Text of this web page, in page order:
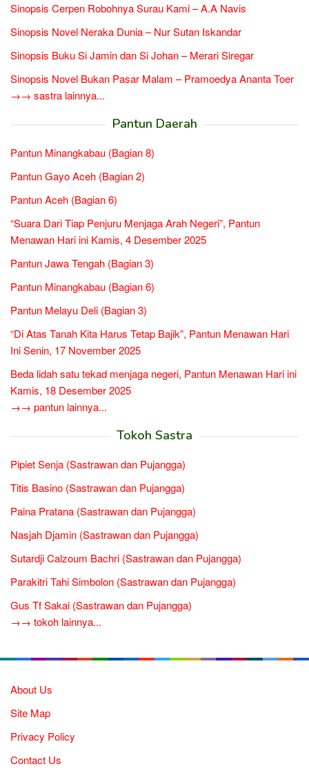
Sinopsis Cerpen Robohnya Surau Kami – A.A Navis
Sinopsis Novel Neraka Dunia – Nur Sutan Iskandar
Sinopsis Buku Si Jamin dan Si Johan – Merari Siregar
Sinopsis Novel Bukan Pasar Malam – Pramoedya Ananta Toer
→→ sastra lainnya...
Pantun Daerah
Pantun Minangkabau (Bagian 8)
Pantun Gayo Aceh (Bagian 2)
Pantun Aceh (Bagian 6)
“Suara Dari Tiap Penjuru Menjaga Arah Negeri”, Pantun
Menawan Hari ini Kamis, 4 Desember 2025
Pantun Jawa Tengah (Bagian 3)
Pantun Minangkabau (Bagian 6)
Pantun Melayu Deli (Bagian 3)
“Di Atas Tanah Kita Harus Tetap Bajik”, Pantun Menawan Hari
Ini Senin, 17 November 2025
Beda lidah satu tekad menjaga negeri, Pantun Menawan Hari ini
Kamis, 18 Desember 2025
→→ pantun lainnya...
Tokoh Sastra
Pipiet Senja (Sastrawan dan Pujangga)
Titis Basino (Sastrawan dan Pujangga)
Paina Pratana (Sastrawan dan Pujangga)
Nasjah Djamin (Sastrawan dan Pujangga)
Sutardji Calzoum Bachri (Sastrawan dan Pujangga)
Parakitri Tahi Simbolon (Sastrawan dan Pujangga)
Gus Tf Sakai (Sastrawan dan Pujangga)
→→ tokoh lainnya...
About Us
Site Map
Privacy Policy
Contact Us